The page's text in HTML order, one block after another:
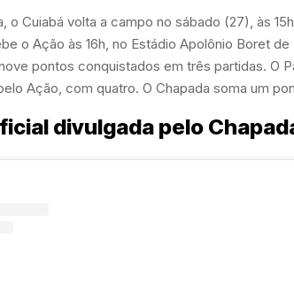
o Cuiabá volta a campo no sábado (27), às
o Ação às 16h, no Estádio Apolônio Boret
pontos conquistados em três partidas. O
Ação, com quatro. O Chapada soma um
divulgada pelo